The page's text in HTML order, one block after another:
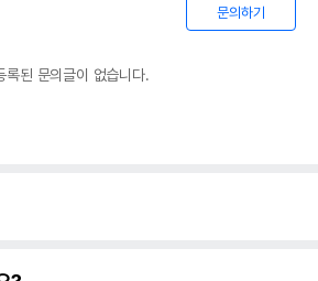
문의하기
록된 문의글이 없습니다.